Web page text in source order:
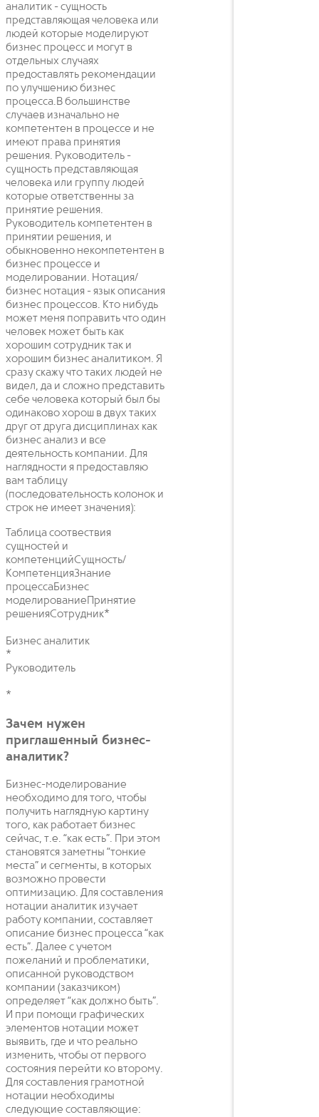
аналитик - сущность
представляющая человека или
людей которые моделируют
бизнес процесс и могут в
отдельных случаях
предоставлять рекомендации
по улучшению бизнес
процесса.В большинстве
случаев изначально не
компетентен в процессе и не
имеют права принятия
решения. Руководитель -
сущность представляющая
человека или группу людей
которые ответственны за
принятие решения.
Руководитель компетентен в
принятии решения, и
обыкновенно некомпетентен в
бизнес процессе и
моделировании. Нотация/
бизнес нотация - язык описания
бизнес процессов. Кто нибудь
может меня поправить что один
человек может быть как
хорошим сотрудник так и
хорошим бизнес аналитиком. Я
сразу скажу что таких людей не
видел, да и сложно представить
себе человека который был бы
одинаково хорош в двух таких
друг от друга дисциплинах как
бизнес анализ и все
деятельность компании. Для
наглядности я предоставляю
вам таблицу
(последовательность колонок и
строк не имеет значения):
Таблица соотвествия
сущностей и
компетенцийСущность/
КомпетенцияЗнание
процессаБизнес
моделированиеПринятие
решенияСотрудник*
Бизнес аналитик
*
Руководитель
*
Зачем нужен
приглашенный бизнес-
аналитик?
Бизнес-моделирование
необходимо для того, чтобы
получить наглядную картину
того, как работает бизнес
сейчас, т.е. “как есть”. При этом
становятся заметны “тонкие
места” и сегменты, в которых
возможно провести
оптимизацию. Для составления
нотации аналитик изучает
работу компании, составляет
описание бизнес процесса “как
есть”. Далее с учетом
пожеланий и проблематики,
описанной руководством
компании (заказчиком)
определяет “как должно быть”.
И при помощи графических
элементов нотации может
выявить, где и что реально
изменить, чтобы от первого
состояния перейти ко второму.
Для составления грамотной
нотации необходимы
следующие составляющие: